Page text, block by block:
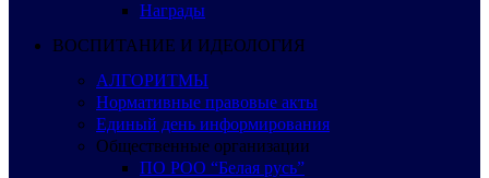
Награды
ВОСПИТАНИЕ И ИДЕОЛОГИЯ
АЛГОРИТМЫ
Нормативные правовые акты
Единый день информирования
Общественные организации
ПО РОО “Белая русь”